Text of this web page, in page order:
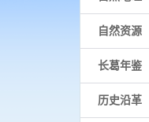
自然资源
长葛年鉴
历史沿革